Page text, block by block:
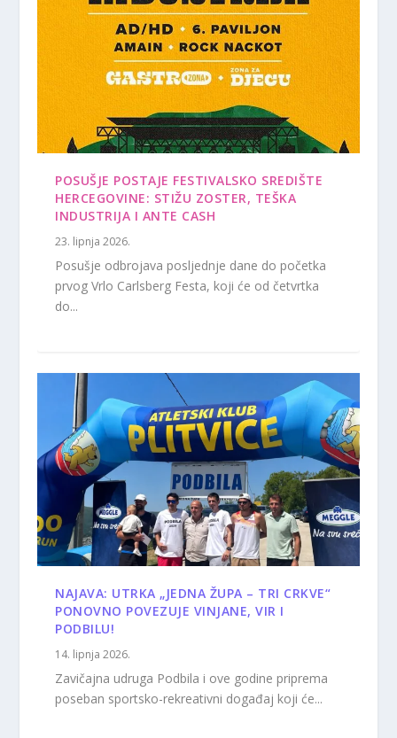
POSUŠJE POSTAJE FESTIVALSKO SREDIŠTE
HERCEGOVINE: STIŽU ZOSTER, TEŠKA
INDUSTRIJA I ANTE CASH
23. lipnja 2026.
Posušje odbrojava posljednje dane do početka
prvog Vrlo Carlsberg Festa, koji će od četvrtka
do...
NAJAVA: UTRKA „JEDNA ŽUPA – TRI CRKVE“
PONOVNO POVEZUJE VINJANE, VIR I
PODBILU!
14. lipnja 2026.
Zavičajna udruga Podbila i ove godine priprema
poseban sportsko-rekreativni događaj koji će...